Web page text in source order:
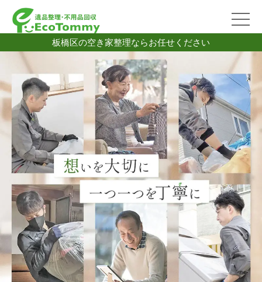
板橋区の空き家整理ならお任せください
2026/07/06
📢買取実績ご紹介！